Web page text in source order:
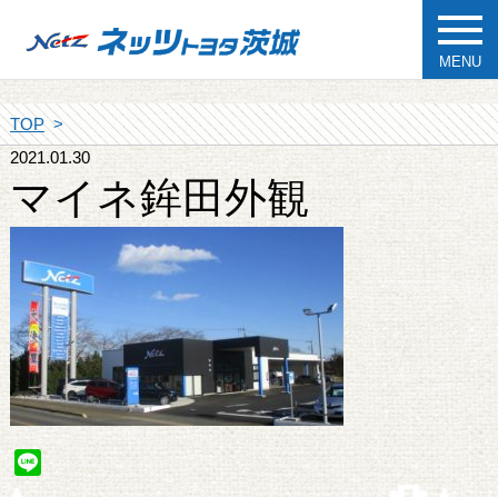
MENU
TOP
2021.01.30
マイネ鉾田外観
Line